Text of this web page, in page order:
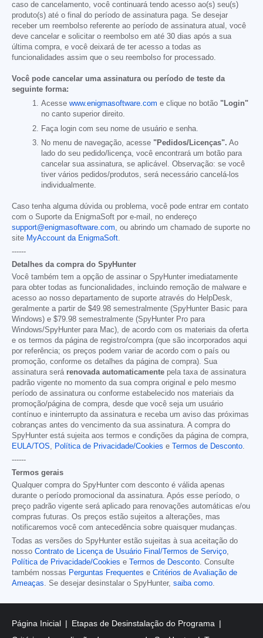
caso de cancelamento, você continuará tendo acesso ao(s) seu(s)
produto(s) até o final do período de assinatura paga. Se desejar
receber um reembolso referente ao período de assinatura atual, você
deve cancelar e solicitar o reembolso em até 30 dias após a sua
última compra, e você deixará de ter acesso a todas as
funcionalidades assim que o seu reembolso for processado.
Você pode cancelar uma assinatura ou período de teste da
seguinte forma:
Acesse www.enigmasoftware.com e clique no botão "Login"
no canto superior direito.
Faça login com seu nome de usuário e senha.
No menu de navegação, acesse "Pedidos/Licenças". Ao
lado do seu pedido/licença, você encontrará um botão para
cancelar sua assinatura, se aplicável. Observação: se você
tiver vários pedidos/produtos, será necessário cancelá-los
individualmente.
Caso tenha alguma dúvida ou problema, você pode entrar em contato
com o Suporte da EnigmaSoft por e-mail, no endereço
support@enigmasoftware.com, ou abrindo um chamado de suporte no
site MyAccount da EnigmaSoft.
------
Detalhes da compra do SpyHunter
Você também tem a opção de assinar o SpyHunter imediatamente
para obter todas as funcionalidades, incluindo remoção de malware e
acesso ao nosso departamento de suporte através do HelpDesk,
geralmente a partir de $49.98 semestralmente (SpyHunter Basic para
Windows) e $79.98 semestralmente (SpyHunter Pro para
Windows/SpyHunter para Mac), de acordo com os materiais da oferta
e os termos da página de registro/compra (que são incorporados aqui
por referência; os preços podem variar de acordo com o país ou
promoção, conforme os detalhes da página de compra). Sua
assinatura será renovada automaticamente pela taxa de assinatura
padrão vigente no momento da sua compra original e pelo mesmo
período de assinatura ou conforme estabelecido nos materiais da
promoção/página de compra, desde que você seja um usuário
contínuo e ininterrupto da assinatura e receba um aviso das próximas
cobranças antes do vencimento da sua assinatura. A compra do
SpyHunter está sujeita aos termos e condições da página de compra,
EULA/TOS, Política de Privacidade/Cookies e Termos de Desconto.
------
Termos gerais
Qualquer compra do SpyHunter com desconto é válida apenas
durante o período promocional da assinatura. Após esse período, o
preço padrão vigente será aplicado para renovações automáticas e/ou
compras futuras. Os preços estão sujeitos a alterações, mas
notificaremos você com antecedência sobre quaisquer mudanças.
Todas as versões do SpyHunter estão sujeitas à sua aceitação do
nosso Contrato de Licença de Usuário Final/Termos de Serviço,
Política de Privacidade/Cookies e Termos de Desconto. Consulte
também nossas Perguntas Frequentes e Critérios de Avaliação de
Ameaças. Se desejar desinstalar o SpyHunter, saiba como.
Página Inicial
Etapas de Desinstalação do Programa